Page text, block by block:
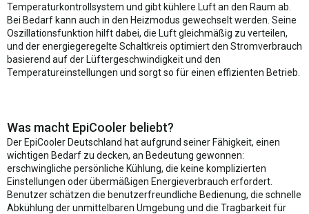
Temperaturkontrollsystem und gibt kühlere Luft an den Raum ab.
Bei Bedarf kann auch in den Heizmodus gewechselt werden. Seine
Oszillationsfunktion hilft dabei, die Luft gleichmäßig zu verteilen,
und der energiegeregelte Schaltkreis optimiert den Stromverbrauch
basierend auf der Lüftergeschwindigkeit und den
Temperatureinstellungen und sorgt so für einen effizienten Betrieb.
Was macht EpiCooler beliebt?
Der EpiCooler Deutschland hat aufgrund seiner Fähigkeit, einen
wichtigen Bedarf zu decken, an Bedeutung gewonnen:
erschwingliche persönliche Kühlung, die keine komplizierten
Einstellungen oder übermäßigen Energieverbrauch erfordert.
Benutzer schätzen die benutzerfreundliche Bedienung, die schnelle
Abkühlung der unmittelbaren Umgebung und die Tragbarkeit für